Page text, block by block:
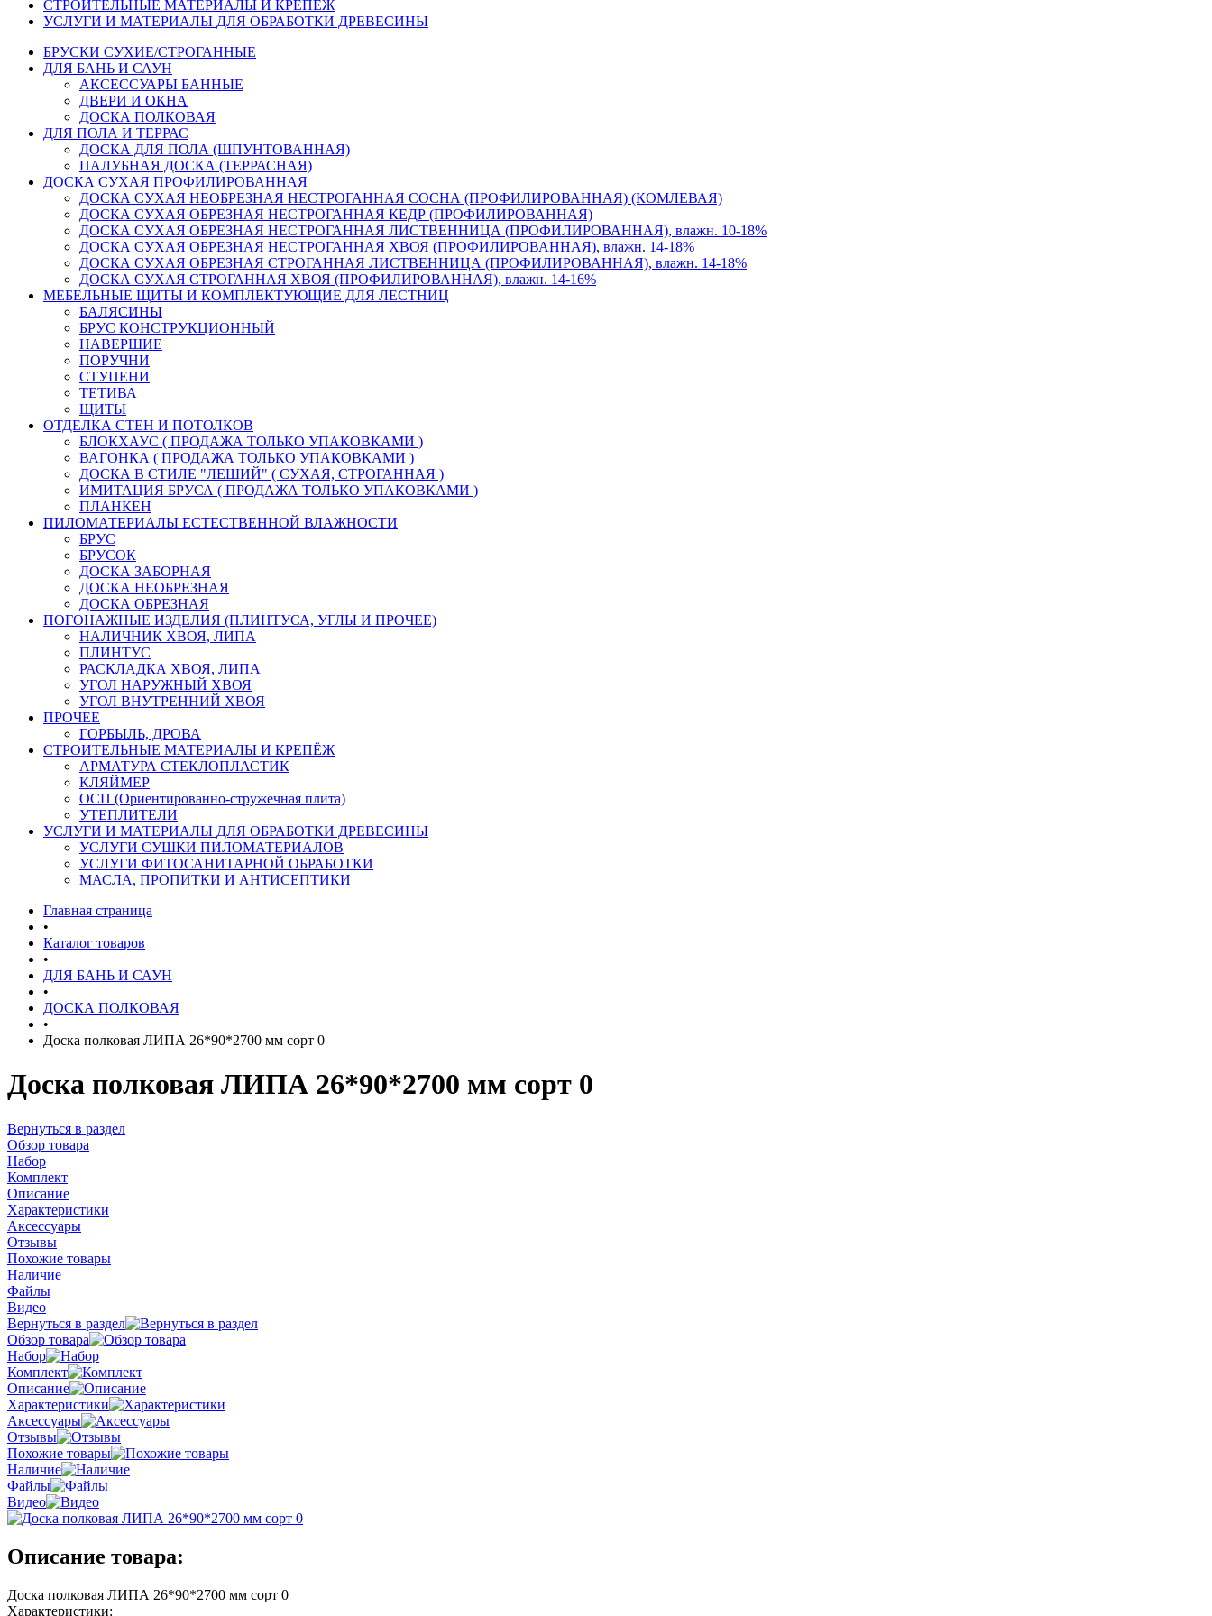
СТРОИТЕЛЬНЫЕ МАТЕРИАЛЫ И КРЕПЁЖ
УСЛУГИ И МАТЕРИАЛЫ ДЛЯ ОБРАБОТКИ ДРЕВЕСИНЫ
БРУСКИ СУХИЕ/СТРОГАННЫЕ
ДЛЯ БАНЬ И САУН
АКСЕССУАРЫ БАННЫЕ
ДВЕРИ И ОКНА
ДОСКА ПОЛКОВАЯ
ДЛЯ ПОЛА И ТЕРРАС
ДОСКА ДЛЯ ПОЛА (ШПУНТОВАННАЯ)
ПАЛУБНАЯ ДОСКА (ТЕРРАСНАЯ)
ДОСКА СУХАЯ ПРОФИЛИРОВАННАЯ
ДОСКА СУХАЯ НЕОБРЕЗНАЯ НЕСТРОГАННАЯ СОСНА (ПРОФИЛИРОВАННАЯ) (КОМЛЕВАЯ)
ДОСКА СУХАЯ ОБРЕЗНАЯ НЕСТРОГАННАЯ КЕДР (ПРОФИЛИРОВАННАЯ)
ДОСКА СУХАЯ ОБРЕЗНАЯ НЕСТРОГАННАЯ ЛИСТВЕННИЦА (ПРОФИЛИРОВАННАЯ), влажн. 10-18%
ДОСКА СУХАЯ ОБРЕЗНАЯ НЕСТРОГАННАЯ ХВОЯ (ПРОФИЛИРОВАННАЯ), влажн. 14-18%
ДОСКА СУХАЯ ОБРЕЗНАЯ СТРОГАННАЯ ЛИСТВЕННИЦА (ПРОФИЛИРОВАННАЯ), влажн. 14-18%
ДОСКА СУХАЯ СТРОГАННАЯ ХВОЯ (ПРОФИЛИРОВАННАЯ), влажн. 14-16%
МЕБЕЛЬНЫЕ ЩИТЫ И КОМПЛЕКТУЮЩИЕ ДЛЯ ЛЕСТНИЦ
БАЛЯСИНЫ
БРУС КОНСТРУКЦИОННЫЙ
НАВЕРШИЕ
ПОРУЧНИ
СТУПЕНИ
ТЕТИВА
ЩИТЫ
ОТДЕЛКА СТЕН И ПОТОЛКОВ
БЛОКХАУС ( ПРОДАЖА ТОЛЬКО УПАКОВКАМИ )
ВАГОНКА ( ПРОДАЖА ТОЛЬКО УПАКОВКАМИ )
ДОСКА В СТИЛЕ "ЛЕШИЙ" ( СУХАЯ, СТРОГАННАЯ )
ИМИТАЦИЯ БРУСА ( ПРОДАЖА ТОЛЬКО УПАКОВКАМИ )
ПЛАНКЕН
ПИЛОМАТЕРИАЛЫ ЕСТЕСТВЕННОЙ ВЛАЖНОСТИ
БРУС
БРУСОК
ДОСКА ЗАБОРНАЯ
ДОСКА НЕОБРЕЗНАЯ
ДОСКА ОБРЕЗНАЯ
ПОГОНАЖНЫЕ ИЗДЕЛИЯ (ПЛИНТУСА, УГЛЫ И ПРОЧЕЕ)
НАЛИЧНИК ХВОЯ, ЛИПА
ПЛИНТУС
РАСКЛАДКА ХВОЯ, ЛИПА
УГОЛ НАРУЖНЫЙ ХВОЯ
УГОЛ ВНУТРЕННИЙ ХВОЯ
ПРОЧЕЕ
ГОРБЫЛЬ, ДРОВА
СТРОИТЕЛЬНЫЕ МАТЕРИАЛЫ И КРЕПЁЖ
АРМАТУРА СТЕКЛОПЛАСТИК
КЛЯЙМЕР
ОСП (Ориентированно-стружечная плита)
УТЕПЛИТЕЛИ
УСЛУГИ И МАТЕРИАЛЫ ДЛЯ ОБРАБОТКИ ДРЕВЕСИНЫ
УСЛУГИ СУШКИ ПИЛОМАТЕРИАЛОВ
УСЛУГИ ФИТОСАНИТАРНОЙ ОБРАБОТКИ
МАСЛА, ПРОПИТКИ И АНТИСЕПТИКИ
Главная страница
•
Каталог товаров
•
ДЛЯ БАНЬ И САУН
•
ДОСКА ПОЛКОВАЯ
•
Доска полковая ЛИПА 26*90*2700 мм сорт 0
Доска полковая ЛИПА 26*90*2700 мм сорт 0
Вернуться в раздел
Обзор товара
Набор
Комплект
Описание
Характеристики
Аксессуары
Отзывы
Похожие товары
Наличие
Файлы
Видео
Вернуться в раздел
Обзор товара
Набор
Комплект
Описание
Характеристики
Аксессуары
Отзывы
Похожие товары
Наличие
Файлы
Видео
Описание товара:
Доска полковая ЛИПА 26*90*2700 мм сорт 0
Характеристики: